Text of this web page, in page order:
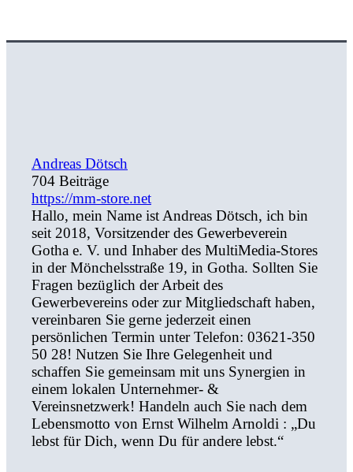
Andreas Dötsch
704 Beiträge
https://mm-store.net
Hallo, mein Name ist Andreas Dötsch, ich bin
seit 2018, Vorsitzender des Gewerbeverein
Gotha e. V. und Inhaber des MultiMedia-Stores
in der Mönchelsstraße 19, in Gotha. Sollten Sie
Fragen bezüglich der Arbeit des
Gewerbevereins oder zur Mitgliedschaft haben,
vereinbaren Sie gerne jederzeit einen
persönlichen Termin unter Telefon: 03621-350
50 28! Nutzen Sie Ihre Gelegenheit und
schaffen Sie gemeinsam mit uns Synergien in
einem lokalen Unternehmer- &
Vereinsnetzwerk! Handeln auch Sie nach dem
Lebensmotto von Ernst Wilhelm Arnoldi : „Du
lebst für Dich, wenn Du für andere lebst.“